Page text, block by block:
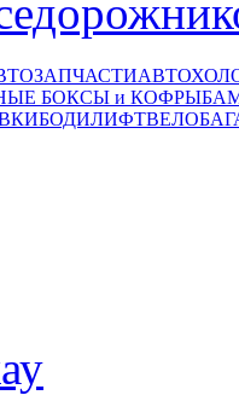
БОКСЫ и КОФРЫ
БОДИЛИФТ